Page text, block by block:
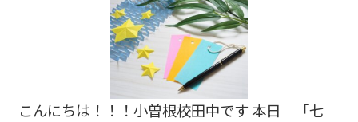
よりPC使うのうまいじゃん
こんにちは！！！小曽根校田中です 本日 「七